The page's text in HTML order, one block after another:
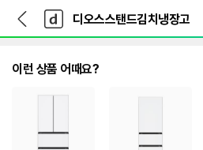
다
나
와
가
다
와
인
이런 상품 어때요?